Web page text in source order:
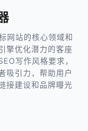
网站的核心领域和
擎优化潜力的客座
写作风格要求，
吸引力，帮助用户
接建设和品牌曝光